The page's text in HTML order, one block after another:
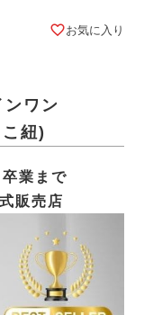
お気に入り
ンワン
紐)
業まで
販売店